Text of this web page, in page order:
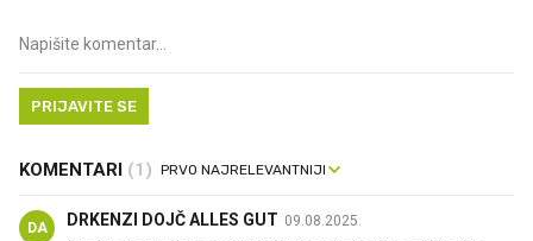
PRIJAVITE SE
KOMENTARI (1)
DA DRKENZI DOJČ ALLES GUT 09.08.2025.